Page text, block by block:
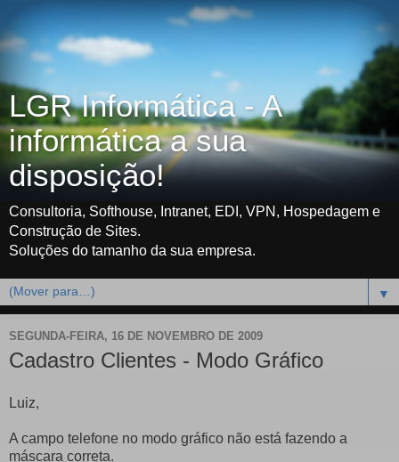
LGR Informática - A
informática a sua
disposição!
Consultoria, Softhouse, Intranet, EDI, VPN, Hospedagem e
Construção de Sites.
Soluções do tamanho da sua empresa.
▼
SEGUNDA-FEIRA, 16 DE NOVEMBRO DE 2009
Cadastro Clientes - Modo Gráfico
Luiz,
A campo telefone no modo gráfico não está fazendo a
máscara correta.